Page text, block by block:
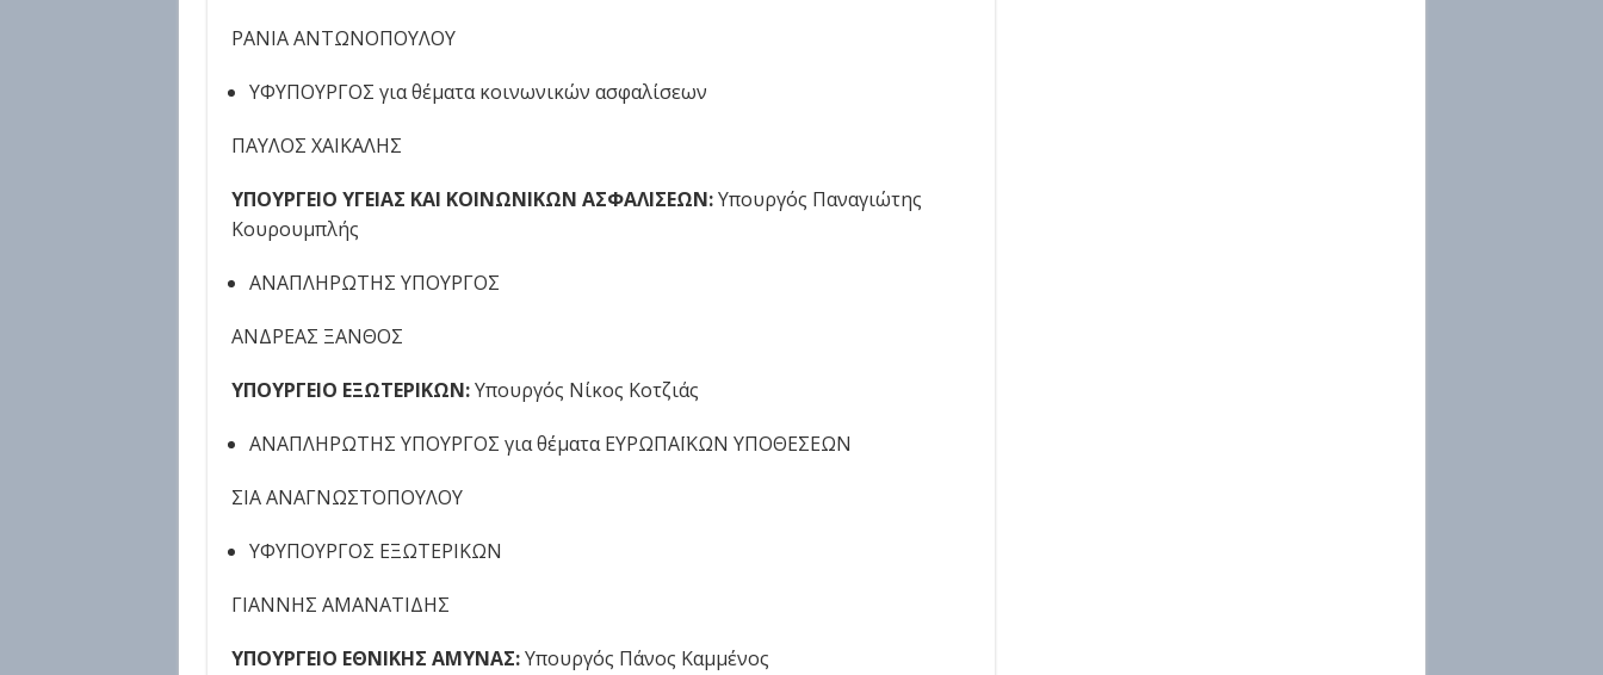
ΡΑΝΙΑ ΑΝΤΩΝΟΠΟΥΛΟΥ
ΥΦΥΠΟΥΡΓΟΣ για θέματα κοινωνικών ασφαλίσεων
ΠΑΥΛΟΣ ΧΑΙΚΑΛΗΣ
ΥΠΟΥΡΓΕΙΟ ΥΓΕΙΑΣ ΚΑΙ ΚΟΙΝΩΝΙΚΩΝ ΑΣΦΑΛΙΣΕΩΝ:Υπουργός Παναγιώτης
Κουρουμπλής
ΑΝΑΠΛΗΡΩΤΗΣ ΥΠΟΥΡΓΟΣ
ΑΝΔΡΕΑΣ ΞΑΝΘΟΣ
ΥΠΟΥΡΓΕΙΟ ΕΞΩΤΕΡΙΚΩΝ:Υπουργός Νίκος Κοτζιάς
ΑΝΑΠΛΗΡΩΤΗΣ ΥΠΟΥΡΓΟΣ για θέματα ΕΥΡΩΠΑΪΚΩΝ ΥΠΟΘΕΣΕΩΝ
ΣΙΑ ΑΝΑΓΝΩΣΤΟΠΟΥΛΟΥ
ΥΦΥΠΟΥΡΓΟΣ ΕΞΩΤΕΡΙΚΩΝ
ΓΙΑΝΝΗΣ ΑΜΑΝΑΤΙΔΗΣ
ΥΠΟΥΡΓΕΙΟ ΕΘΝΙΚΗΣ ΑΜΥΝΑΣ:Υπουργός Πάνος Καμμένος